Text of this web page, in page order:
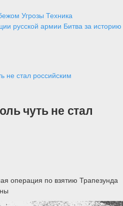
Угрозы Техника
русской армии Битва за историю
не стал российским
чуть не стал
операция по взятию Трапезунда